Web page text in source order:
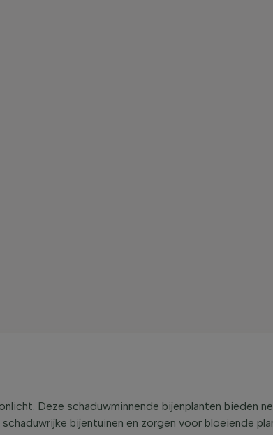
Deze schaduwminnende bijenplanten bieden
bijentuinen en zorgen voor bloeiende